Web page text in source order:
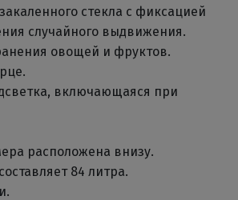
стекла с фиксацией
случайного выдвижения.
овощей и фруктов.
включающаяся при
расположена внизу.
84 литра.